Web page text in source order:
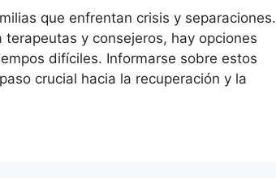
que enfrentan crisis y separaciones.
y consejeros, hay opciones
difíciles. Informarse sobre estos
crucial hacia la recuperación y la